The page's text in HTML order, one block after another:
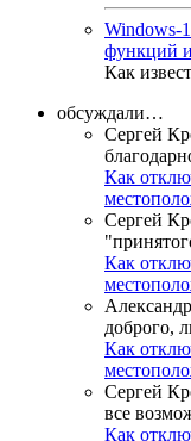
Windows-
функций
Как
обсуждали…
Сергей
Как
Сергей
Как
Александр
доброго,
Как
Сергей
все
Как